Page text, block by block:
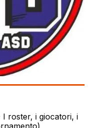
roster, i giocatori, i